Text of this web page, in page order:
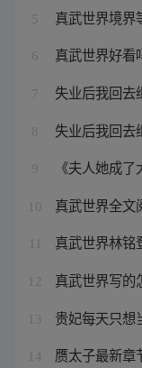
5 真武世界境界
6 真武世界好看
7 失业后我回去
8 失业后我回去
9 《夫人她成
10 真武世界全文
真武世界林铭
12 真武世界写的
13 贵妃每天只想
14 赝太子最新章